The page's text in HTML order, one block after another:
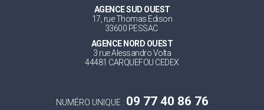
AGENCE SUD OUEST
17, rue Thomas Edison
33600 PESSAC
AGENCE NORD OUEST
3 rue Alessandro Volta
44481 CARQUEFOU CEDEX
NUMÉRO UNIQUE : 09 77 40 86 76